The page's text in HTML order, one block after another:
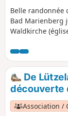
Belle randonnée
Bad Marienberg
Waldkirche
De
découverte
Association /